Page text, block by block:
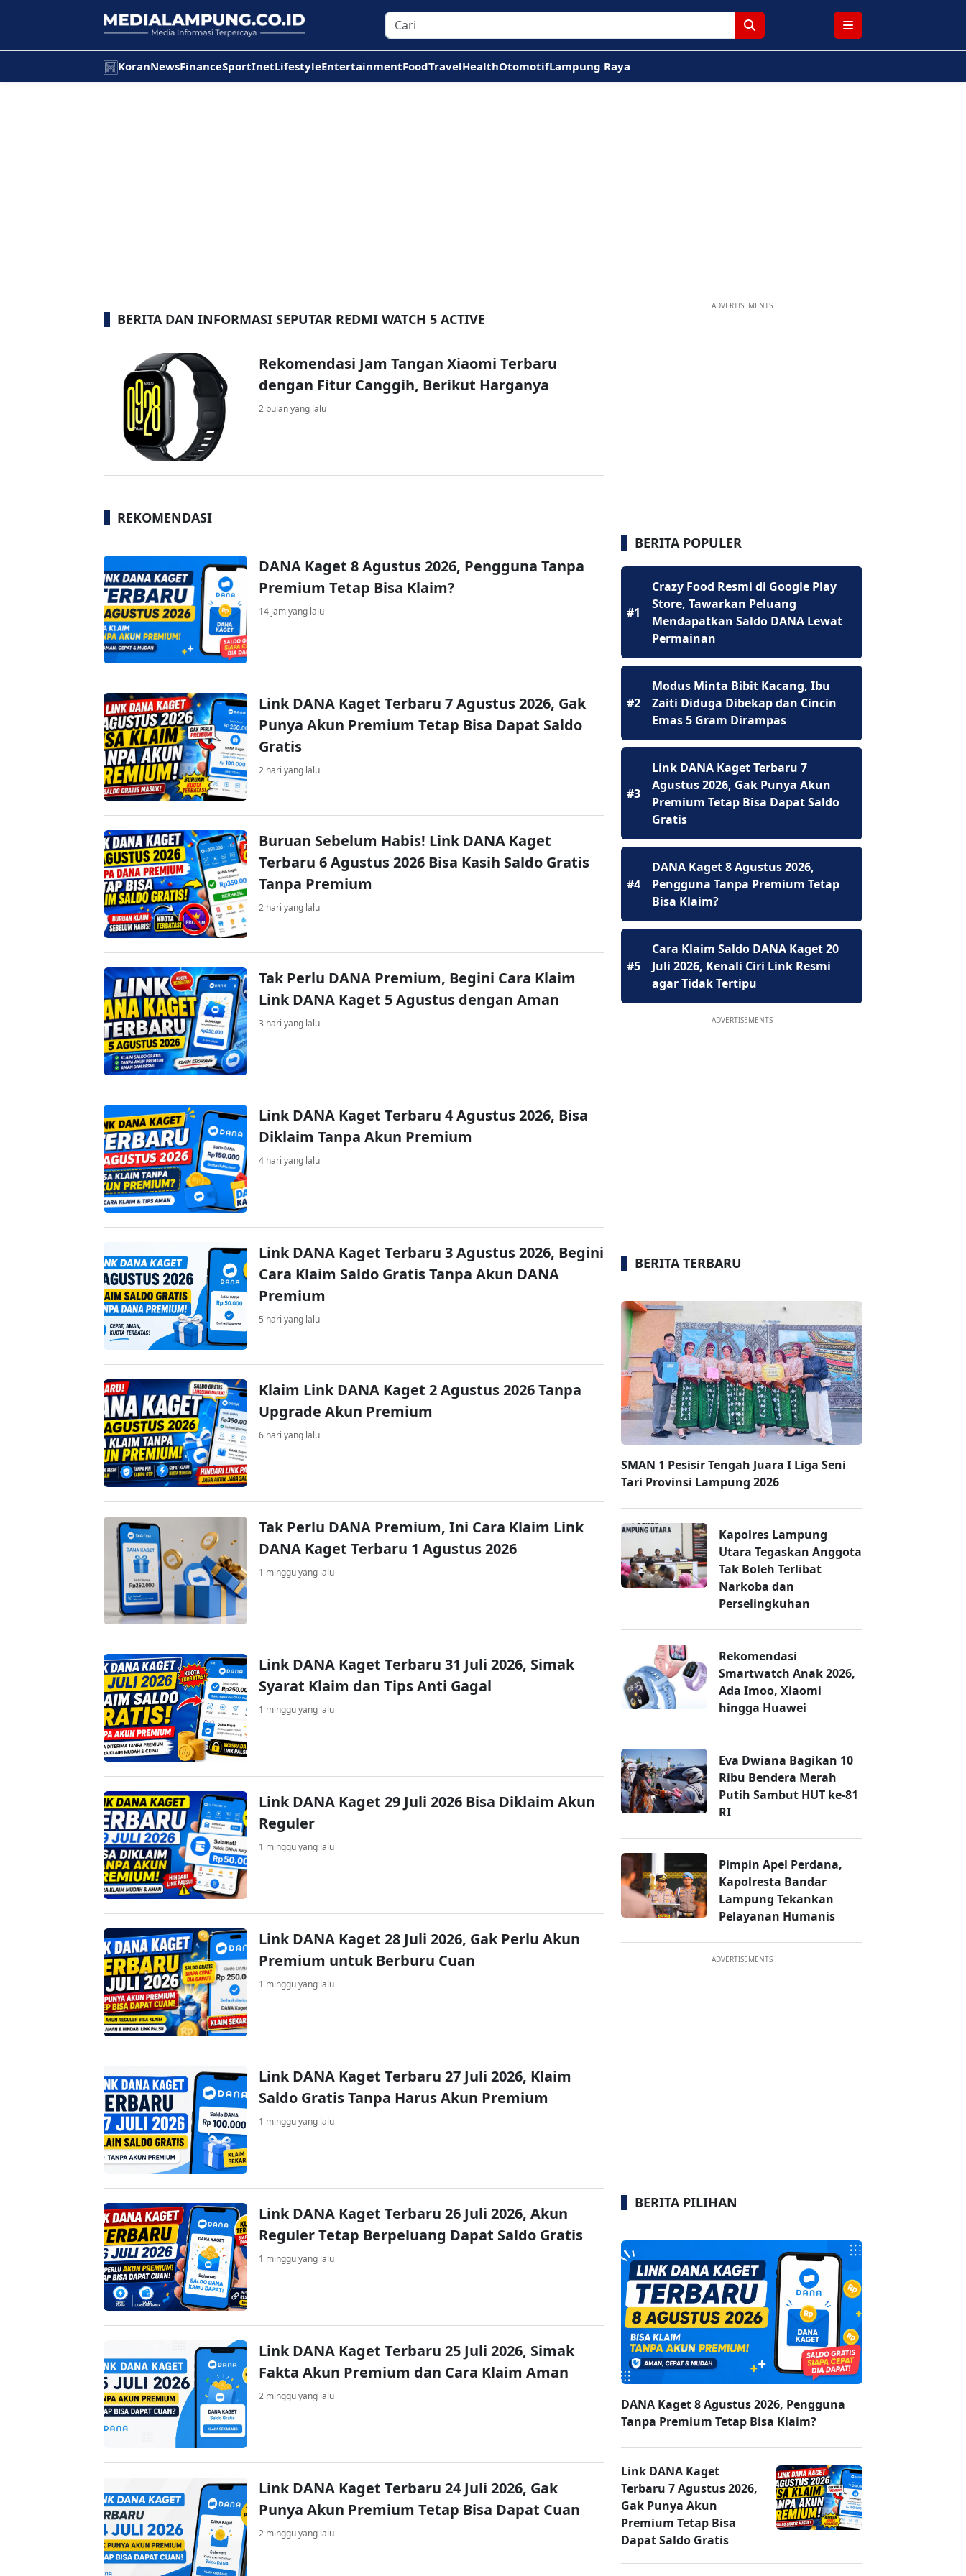
KoranNewsFinanceSportInetLifestyleEntertainmentFoodTravelHealthOtomotifLampung Raya
BERITA DAN INFORMASI SEPUTAR REDMI WATCH 5 ACTIVE
Rekomendasi Jam Tangan Xiaomi Terbaru
dengan Fitur Canggih, Berikut Harganya
2 bulan yang lalu
REKOMENDASI
DANA Kaget 8 Agustus 2026, Pengguna Tanpa
Premium Tetap Bisa Klaim?
14 jam yang lalu
Link DANA Kaget Terbaru 7 Agustus 2026, Gak
Punya Akun Premium Tetap Bisa Dapat Saldo
Gratis
2 hari yang lalu
Buruan Sebelum Habis! Link DANA Kaget
Terbaru 6 Agustus 2026 Bisa Kasih Saldo Gratis
Tanpa Premium
2 hari yang lalu
Tak Perlu DANA Premium, Begini Cara Klaim
Link DANA Kaget 5 Agustus dengan Aman
3 hari yang lalu
Link DANA Kaget Terbaru 4 Agustus 2026, Bisa
Diklaim Tanpa Akun Premium
4 hari yang lalu
Link DANA Kaget Terbaru 3 Agustus 2026, Begini
Cara Klaim Saldo Gratis Tanpa Akun DANA
Premium
5 hari yang lalu
Klaim Link DANA Kaget 2 Agustus 2026 Tanpa
Upgrade Akun Premium
6 hari yang lalu
Tak Perlu DANA Premium, Ini Cara Klaim Link
DANA Kaget Terbaru 1 Agustus 2026
1 minggu yang lalu
Link DANA Kaget Terbaru 31 Juli 2026, Simak
Syarat Klaim dan Tips Anti Gagal
1 minggu yang lalu
Link DANA Kaget 29 Juli 2026 Bisa Diklaim Akun
Reguler
1 minggu yang lalu
Link DANA Kaget 28 Juli 2026, Gak Perlu Akun
Premium untuk Berburu Cuan
1 minggu yang lalu
Link DANA Kaget Terbaru 27 Juli 2026, Klaim
Saldo Gratis Tanpa Harus Akun Premium
1 minggu yang lalu
Link DANA Kaget Terbaru 26 Juli 2026, Akun
Reguler Tetap Berpeluang Dapat Saldo Gratis
1 minggu yang lalu
Link DANA Kaget Terbaru 25 Juli 2026, Simak
Fakta Akun Premium dan Cara Klaim Aman
2 minggu yang lalu
Link DANA Kaget Terbaru 24 Juli 2026, Gak
Punya Akun Premium Tetap Bisa Dapat Cuan
2 minggu yang lalu
ADVERTISEMENTS
BERITA POPULER
#1
Crazy Food Resmi di Google Play
Store, Tawarkan Peluang
Mendapatkan Saldo DANA Lewat
Permainan
#2
Modus Minta Bibit Kacang, Ibu
Zaiti Diduga Dibekap dan Cincin
Emas 5 Gram Dirampas
#3
Link DANA Kaget Terbaru 7
Agustus 2026, Gak Punya Akun
Premium Tetap Bisa Dapat Saldo
Gratis
#4
DANA Kaget 8 Agustus 2026,
Pengguna Tanpa Premium Tetap
Bisa Klaim?
#5
Cara Klaim Saldo DANA Kaget 20
Juli 2026, Kenali Ciri Link Resmi
agar Tidak Tertipu
ADVERTISEMENTS
BERITA TERBARU
SMAN 1 Pesisir Tengah Juara I Liga Seni
Tari Provinsi Lampung 2026
Kapolres Lampung
Utara Tegaskan Anggota
Tak Boleh Terlibat
Narkoba dan
Perselingkuhan
Rekomendasi
Smartwatch Anak 2026,
Ada Imoo, Xiaomi
hingga Huawei
Eva Dwiana Bagikan 10
Ribu Bendera Merah
Putih Sambut HUT ke-81
RI
Pimpin Apel Perdana,
Kapolresta Bandar
Lampung Tekankan
Pelayanan Humanis
ADVERTISEMENTS
BERITA PILIHAN
DANA Kaget 8 Agustus 2026, Pengguna
Tanpa Premium Tetap Bisa Klaim?
Link DANA Kaget
Terbaru 7 Agustus 2026,
Gak Punya Akun
Premium Tetap Bisa
Dapat Saldo Gratis